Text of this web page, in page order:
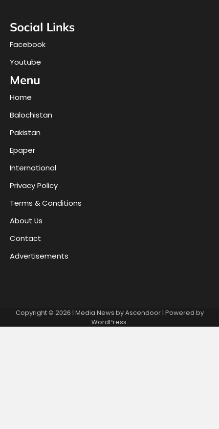
Social Links
Facebook
Youtube
Menu
Home
Balochistan
Pakistan
Epaper
International
Privacy Policy
Terms & Conditions
About Us
Contact
Advertisements
Copyright © 2026 | Media News byAscendoor| Powered by
WordPress.